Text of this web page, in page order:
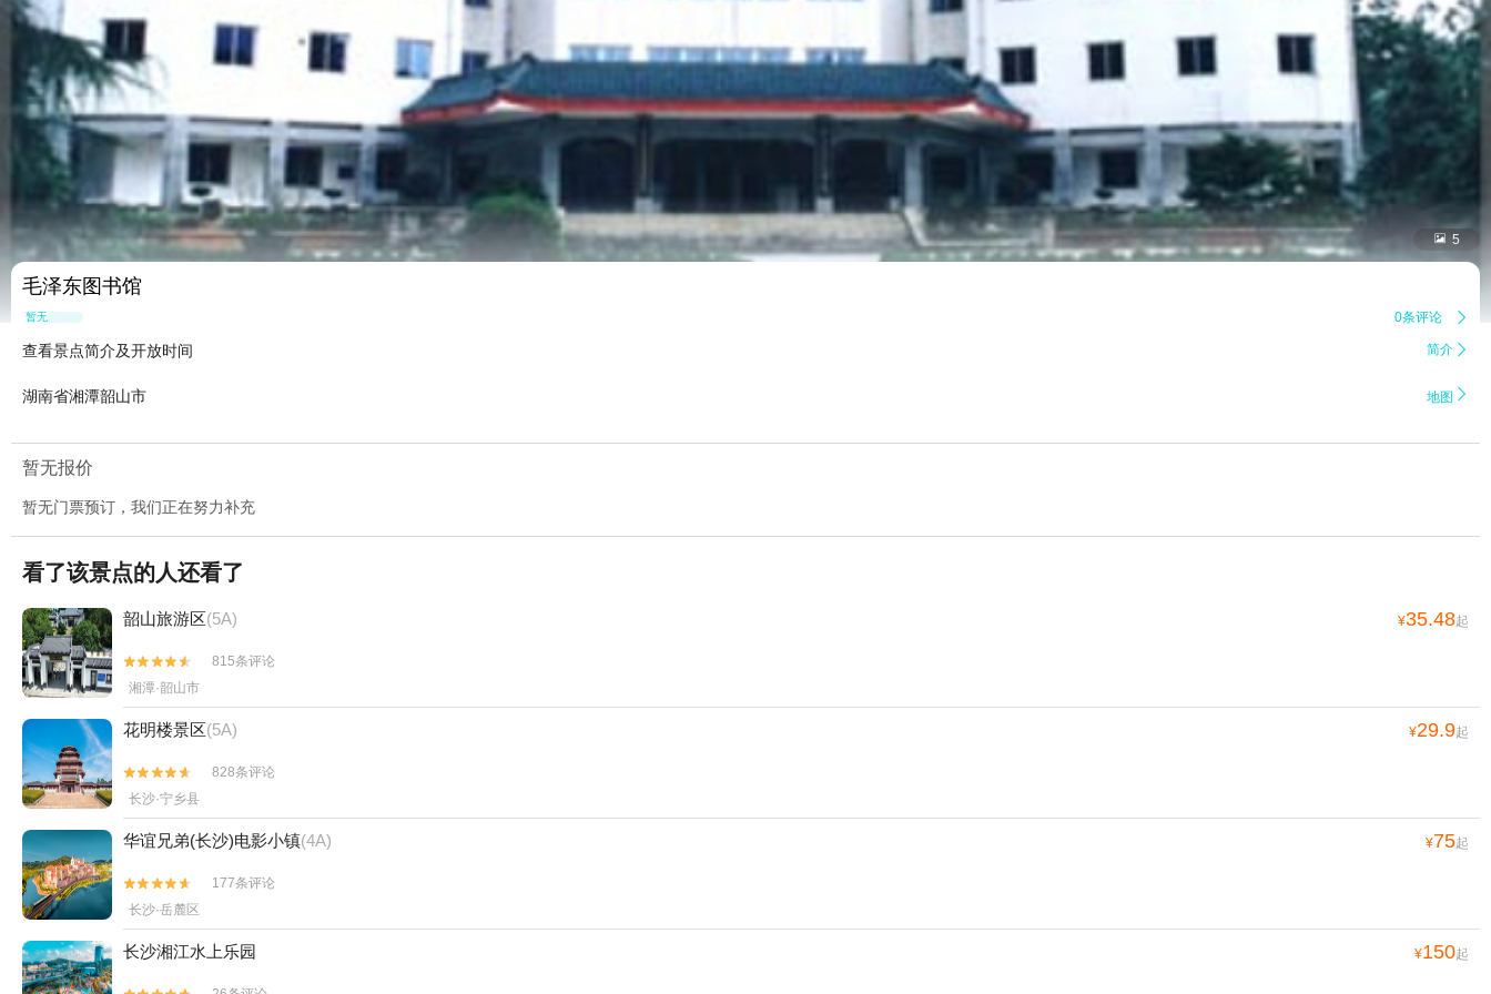
 5
毛泽东图书馆
暂无点评 0条评论 
查看景点简介及开放时间 简介 
湖南省湘潭韶山市 地图 
暂无报价
暂无门票预订，我们正在努力补充
看了该景点的人还看了
韶山旅游区(5A) ¥35.48起


815条评论
湘潭·韶山市
花明楼景区(5A) ¥29.9起


828条评论
长沙·宁乡县
华谊兄弟(长沙)电影小镇(4A) ¥75起


177条评论
长沙·岳麓区
长沙湘江水上乐园 ¥150起